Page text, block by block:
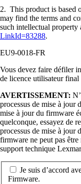
2. This product is based
may find the terms and
such intellectual property
LinkId=83288.
EU9-0018-FR
Vous devez faire défiler
de licence utilisateur final
AVERTISSEMENT:
processus de mise à jour
mise à jour du firmware
quelconque, essayez de
processus de mise à jour
firmware ne peut pas
support technique
Je suis d’accord
Firmware.